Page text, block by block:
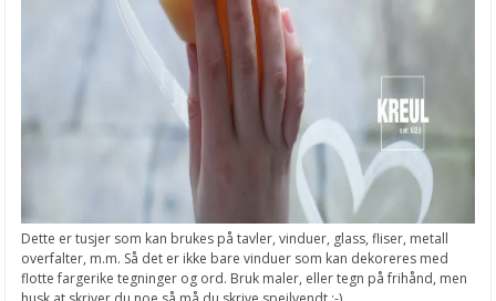
Dette er tusjer som kan brukes på tavler, vinduer, glass, fliser, metall
overfalter, m.m. Så det er ikke bare vinduer som kan dekoreres med
flotte fargerike tegninger og ord. Bruk maler, eller tegn på frihånd, men